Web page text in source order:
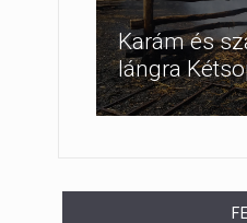
Karám és
lángra